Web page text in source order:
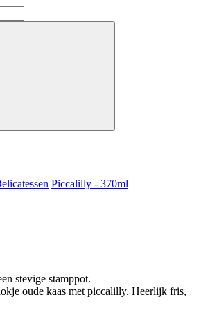
Piccalilly - 370ml
stevige stamppot.
oude kaas met piccalilly. Heerlijk fris,